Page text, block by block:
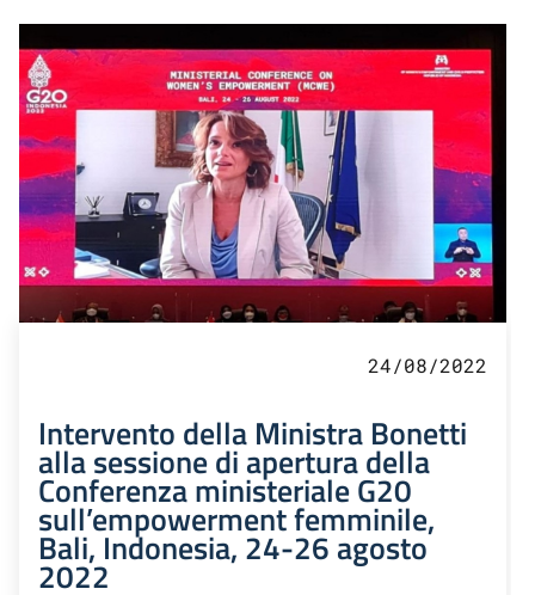
24/08/2022
Intervento della Ministra Bonetti
alla sessione di apertura della
Conferenza ministeriale G20
sull’empowerment femminile,
Bali, Indonesia, 24-26 agosto
2022